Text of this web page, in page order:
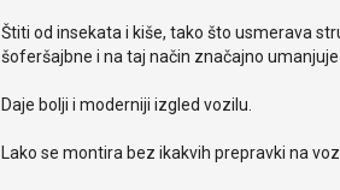
Štiti od insekata i kiše, tako što usmerava
šoferšajbne i na taj način značajno
Daje bolji i moderniji izgled vozilu.
Lako se montira bez ikakvih prepravki na